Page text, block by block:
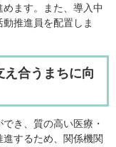
ます。また、導入中
推進員を配置しま
え合うまちに向
き、質の高い医療・
するため、関係機関